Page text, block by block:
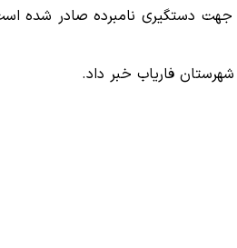
دستگیری نامبرده صادر شده
فاریاب خبر داد.